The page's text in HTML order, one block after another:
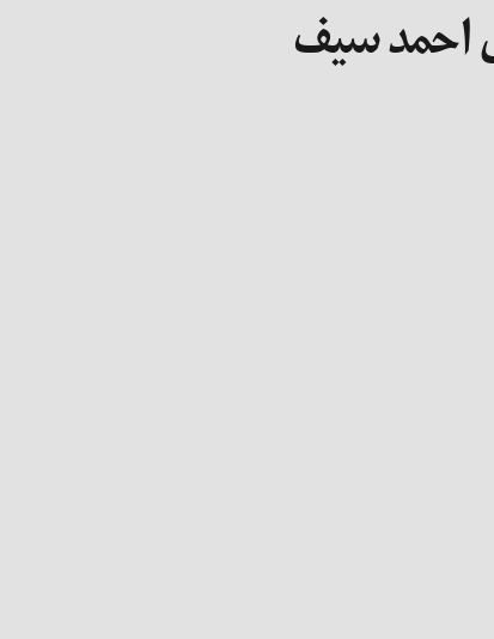
احمد سیف